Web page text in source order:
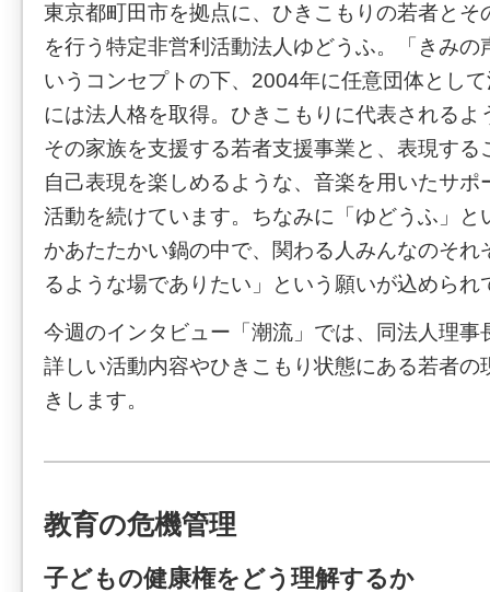
東京都町田市を拠点に、ひきこもりの若者とそ
を行う特定非営利活動法人ゆどうふ。「きみの
いうコンセプトの下、2004年に任意団体とし
には法人格を取得。ひきこもりに代表されるよ
その家族を支援する若者支援事業と、表現する
自己表現を楽しめるような、音楽を用いたサポ
活動を続けています。ちなみに「ゆどうふ」と
かあたたかい鍋の中で、関わる人みんなのそれ
るような場でありたい」という願いが込められ
今週のインタビュー「潮流」では、同法人理事
詳しい活動内容やひきこもり状態にある若者の
きします。
教育の危機管理
子どもの健康権をどう理解するか